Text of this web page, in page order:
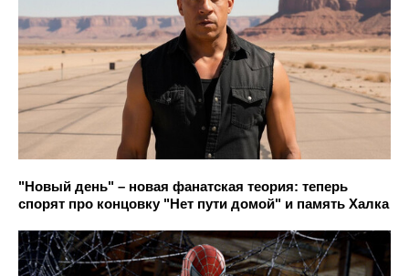
"Новый день" – новая фанатская теория: теперь
спорят про концовку "Нет пути домой" и память Халка